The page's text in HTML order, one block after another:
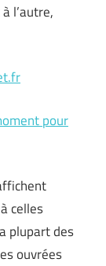
l’autre,
pour
celles
plupart des
ouvrées